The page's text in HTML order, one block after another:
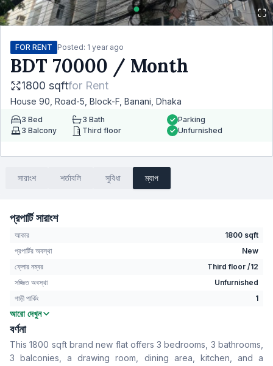
FOR RENT Posted: 1 year ago
BDT 70000 / Month
1800 sqftfor Rent
House 90, Road-5, Block-F, Banani, Dhaka
3 Bed 3 Bath
3 Balcony Third floor
Parking
Unfurnished
সারাংশ শর্তাবলি সুবিধা ম্যাপ
প্রপার্টি সারাংশ
আকার
1800 sqft
প্রপার্টির অবস্থা
New
ফ্লোর নম্বর
Third floor /12
সজ্জিত অবস্থা
Unfurnished
গাড়ী পার্কিং
1
বেডরুম
বাথরুম
বসার রুম
No
Drawing Room
Yes
আরো দেখুন
বর্ণনা
This 1800 sqft brand new flat offers 3 bedrooms, 3 bathrooms,
3 balconies, a drawing room, dining area, kitchen, and a